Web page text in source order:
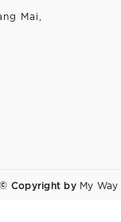
Mai,
© Copyright by My